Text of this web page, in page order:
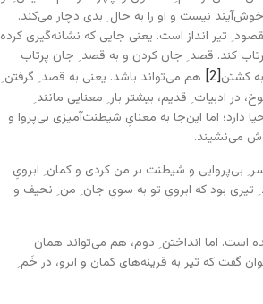
خوش‌آیند نیست و او را به حال ِ بدی دچار می‌کند.
تیر انداز است. یعنی جایی که نشانه‌گیری کرده
کند. قصد ِ جان کردن و به قصد ِ جان پرتاب
کشتن[2]
هم می‌تواند باشد. یعنی به قصد ِ گرفتن ِ
ادبیات ِ قدیم، بیشتر بار ِ معنایی مانند
دارد؛ اما این‌جا به معنایِ شیطنت‌آمیزی بی‌پروا و
می‌نشیند.
بی‌پروایی و شیطنت بر من کردی و کمان ِ ابرویِ
تیری بود که ابرویِ تو به سویِ جان ِ من ِ نحیف و
است. اما انداختن ِ دوم، هم می‌تواند همان
گفت که تیر به قرینه‌های کمان و ابرو، در خَم